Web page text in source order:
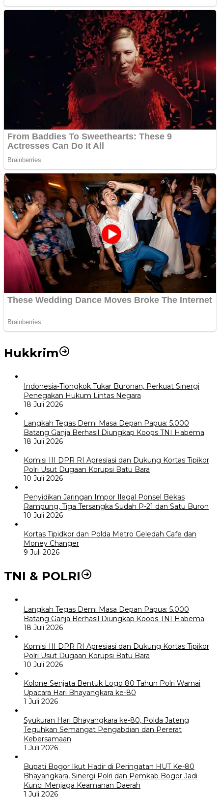
Hukkrim
Indonesia-Tiongkok Tukar Buronan, Perkuat Sinergi
Penegakan Hukum Lintas Negara
18 Juli 2026
Langkah Tegas Demi Masa Depan Papua: 5.000
Batang Ganja Berhasil Diungkap Koops TNI Habema
18 Juli 2026
Komisi III DPR RI Apresiasi dan Dukung Kortas Tipikor
Polri Usut Dugaan Korupsi Batu Bara
10 Juli 2026
Penyidikan Jaringan Impor Ilegal Ponsel Bekas
Rampung, Tiga Tersangka Sudah P-21 dan Satu Buron
10 Juli 2026
Kortas Tipidkor dan Polda Metro Geledah Cafe dan
Money Changer
9 Juli 2026
TNI & POLRI
Langkah Tegas Demi Masa Depan Papua: 5.000
Batang Ganja Berhasil Diungkap Koops TNI Habema
18 Juli 2026
Komisi III DPR RI Apresiasi dan Dukung Kortas Tipikor
Polri Usut Dugaan Korupsi Batu Bara
10 Juli 2026
Kolone Senjata Bentuk Logo 80 Tahun Polri Warnai
Upacara Hari Bhayangkara ke-80
1 Juli 2026
Syukuran Hari Bhayangkara ke-80, Polda Jateng
Teguhkan Semangat Pengabdian dan Pererat
Kebersamaan
1 Juli 2026
Bupati Bogor Ikut Hadir di Peringatan HUT Ke-80
Bhayangkara, Sinergi Polri dan Pemkab Bogor Jadi
Kunci Menjaga Keamanan Daerah
1 Juli 2026